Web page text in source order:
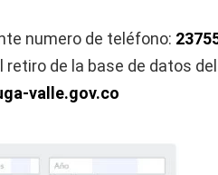
numero de teléfono:
de la base de datos del
valle.gov.co